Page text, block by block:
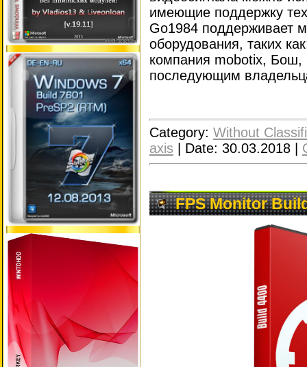
имеющие поддержку
Go1984 поддерживает
оборудования, таких
компания mobotix,
последующим
Category: Without
axis | Date: 30.03.2018 |
FPS Monitor